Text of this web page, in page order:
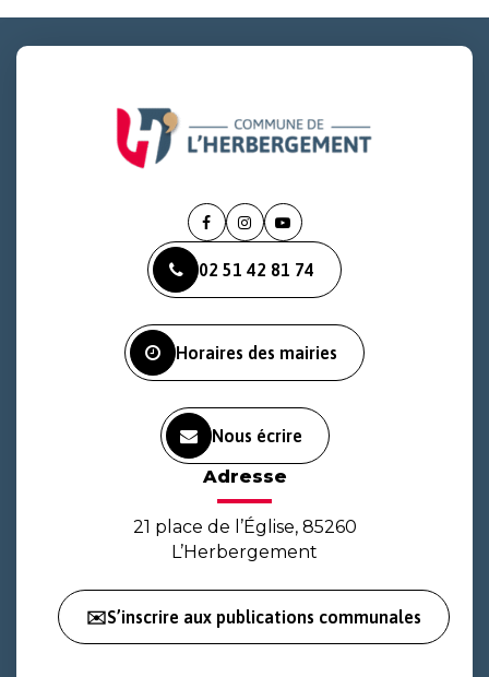
Lien
le
compte
Lien
le
compte
Lien
la
chaîne
02 51 42 81 74
Horaires des mairies
Nous écrire
Adresse
21 place de l’Église, 85260
L’Herbergement
✉️S’inscrire aux publications communales